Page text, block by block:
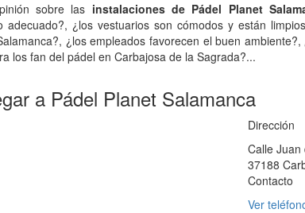
sobre las instalaciones de Pádel Planet
adecuado?, ¿los vestuarios son cómodos y están
¿los empleados favorecen el buen
los fan del pádel en Carbajosa de la Sagrada?...
a Pádel Planet Salamanca
Dirección
Calle
37188
Contacto
Ver